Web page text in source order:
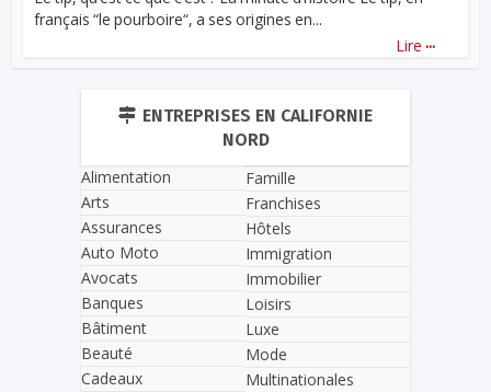
français “le pourboire“, a ses origines en...
Lire ...
ENTREPRISES EN CALIFORNIE
NORD
Alimentation
Arts
Assurances
Auto Moto
Avocats
Banques
Bâtiment
Beauté
Cadeaux
Famille
Franchises
Hôtels
Immigration
Immobilier
Loisirs
Luxe
Mode
Multinationales